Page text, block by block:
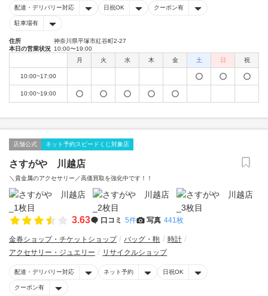
配達・デリバリー対応 日祝OK クーポン有
駐車場有
住所
神奈川県平塚市紅谷町2-27
本日の営業状況 10:00〜19:00
月
火 水 木 金 土 日 祝
10:00~17:00
10:00~19:00
店舗公式 ネット予約スピードくじ対象店
さすがや 川越店
＼貴金属のアクセサリー／高価買取を強化中です！！
3.63 口コミ 5件 写真 441枚
金券ショップ・チケットショップ バッグ・鞄
時計
アクセサリー・ジュエリー
リサイクルショップ
配達・デリバリー対応 ネット予約 日祝OK
クーポン有